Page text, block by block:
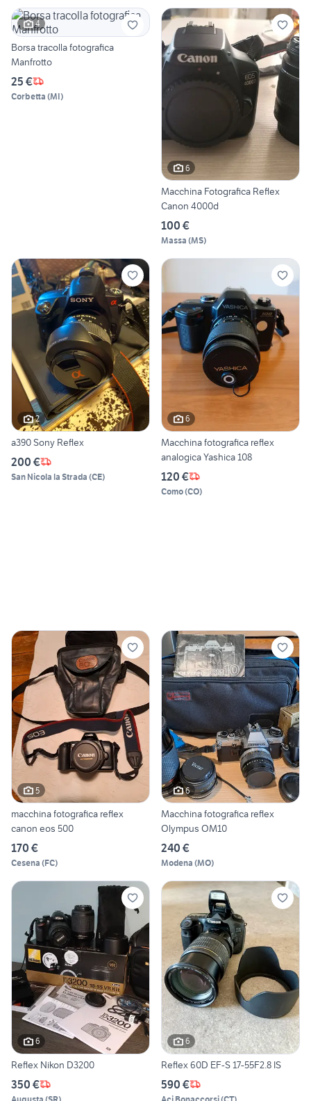
4
Borsa tracolla fotografica
Manfrotto
25 €
Corbetta (MI)
6
Macchina Fotografica Reflex
Canon 4000d
100 €
Massa (MS)
2
a390 Sony Reflex
200 €
San Nicola la Strada (CE)
6
Macchina fotografica reflex
analogica Yashica 108
120 €
Como(CO)
5
macchina fotografica reflex
canon eos 500
170 €
Cesena (FC)
6
Macchina fotografica reflex
Olympus OM10
240 €
Modena (MO)
6
Reflex Nikon D3200
350 €
6
Reflex 60D EF-S 17-55F2.8 IS
590 €